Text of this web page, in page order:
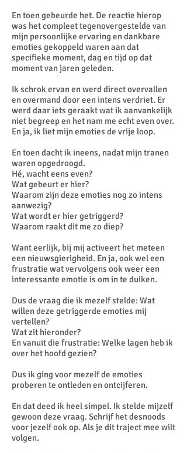
En toen gebeurde het. De reactie hierop
was het compleet tegenovergestelde van
mijn persoonlijke ervaring en dankbare
emoties gekoppeld waren aan dat
specifieke moment, dag en tijd op dat
moment van jaren geleden.
Ik schrok ervan en werd direct overvallen
en overmand door een intens verdriet. Er
werd daar iets geraakt wat ik aanvankelijk
niet begreep en het nam me echt even over.
En ja, ik liet mijn emoties de vrije loop.
En toen dacht ik ineens, nadat mijn tranen
waren opgedroogd.
Hé, wacht eens even?
Wat gebeurt er hier?
Waarom zijn deze emoties nog zo intens
aanwezig?
Wat wordt er hier getriggerd?
Waarom raakt dit me zo diep?
Want eerlijk, bij mij activeert het meteen
een nieuwsgierigheid. En ja, ook wel een
frustratie wat vervolgens ook weer een
interessante emotie is om in te duiken.
Dus de vraag die ik mezelf stelde: Wat
willen deze getriggerde emoties mij
vertellen?
Wat zit hieronder?
En vanuit die frustratie: Welke lagen heb ik
over het hoofd gezien?
Dus ik ging voor mezelf de emoties
proberen te ontleden en ontcijferen.
En dat deed ik heel simpel. Ik stelde mijzelf
gewoon deze vraag. Schrijf het desnoods
voor jezelf ook op. Als je dit traject mee wilt
volgen.